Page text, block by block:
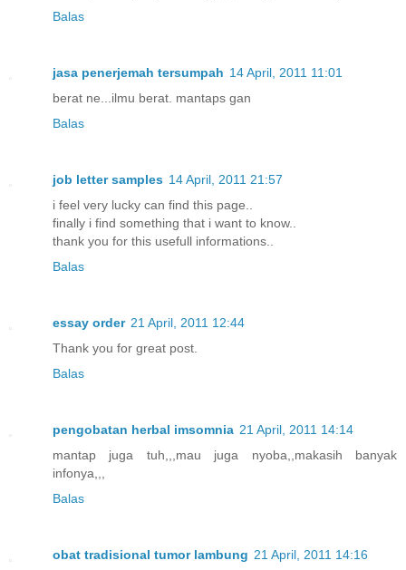
Balas
jasa penerjemah tersumpah 14 April, 2011 11:01
berat ne...ilmu berat. mantaps gan
Balas
job letter samples 14 April, 2011 21:57
i feel very lucky can find this page..
finally i find something that i want to know..
thank you for this usefull informations..
Balas
essay order 21 April, 2011 12:44
Thank you for great post.
Balas
pengobatan herbal imsomnia 21 April, 2011 14:14
mantap juga tuh,,,mau juga nyoba,,makasih banyak
infonya,,,
Balas
obat tradisional tumor lambung 21 April, 2011 14:16